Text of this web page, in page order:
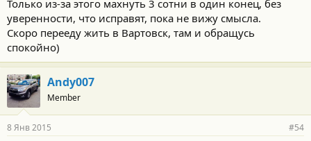
Только из-за этого махнуть 3 сотни в один конец, без
уверенности, что исправят, пока не вижу смысла.
Скоро перееду жить в Вартовск, там и обращусь
спокойно)
Andy007
Member
8 Янв 2015 #54